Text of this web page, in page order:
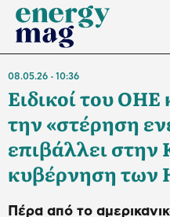
08.05.26 10:36
Ειδικοί του
την «στέρηση
επιβάλλει στην
κυβέρνηση των
Πέρα από το